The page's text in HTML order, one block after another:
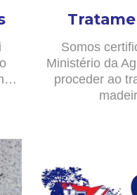
Somos
Ministério da
proceder ao